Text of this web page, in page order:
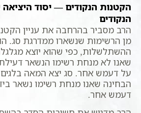
הקטנות הנקודים — יסוד
הנקודים
הרב מסביר בהרחבה את עניין
מן הרשימות שנשארו ממדרגת סג.
ההשתלשלות, כפי שהוא יוצא
שאנו לא מנחת רשימו הנשאר
על דעמש אחר. סג יצא המאה בלגים
הבחינה שאנו מנחת רשימו נשאר
דעמש אחר.